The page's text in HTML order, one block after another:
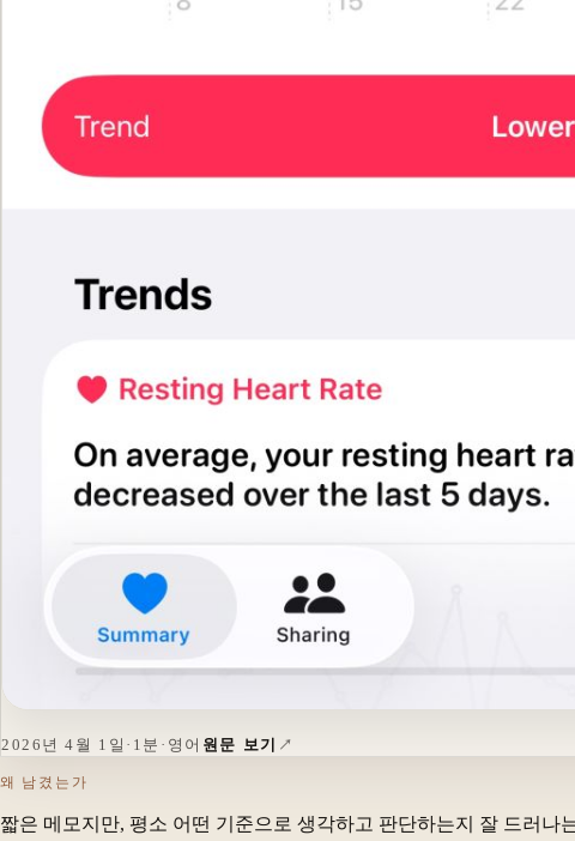
2026년 4월 1일 · 1분 · 영어 원문 보기
왜 남겼는가
짧은 메모지만, 평소 어떤 기준으로 생각하고 판단하는지 잘 드러나